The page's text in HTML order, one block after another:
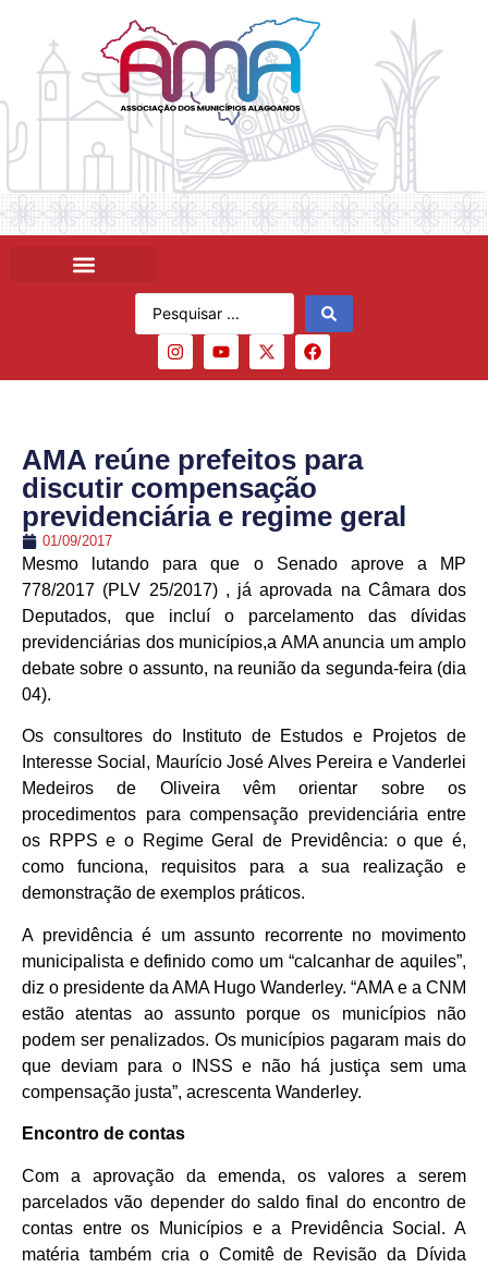
AMA reúne prefeitos para
discutir compensação
previdenciária e regime geral
01/09/2017
Mesmo lutando para que o Senado aprove a MP
778/2017 (PLV 25/2017) , já aprovada na Câmara dos
Deputados, que incluí o parcelamento das dívidas
previdenciárias dos municípios,a AMA anuncia um amplo
debate sobre o assunto, na reunião da segunda-feira (dia
04).
Os consultores do Instituto de Estudos e Projetos de
Interesse Social, Maurício José Alves Pereira e Vanderlei
Medeiros de Oliveira vêm orientar sobre os
procedimentos para compensação previdenciária entre
os RPPS e o Regime Geral de Previdência: o que é,
como funciona, requisitos para a sua realização e
demonstração de exemplos práticos.
A previdência é um assunto recorrente no movimento
municipalista e definido como um “calcanhar de aquiles”,
diz o presidente da AMA Hugo Wanderley. “AMA e a CNM
estão atentas ao assunto porque os municípios não
podem ser penalizados. Os municípios pagaram mais do
que deviam para o INSS e não há justiça sem uma
compensação justa”, acrescenta Wanderley.
Encontro de contas
Com a aprovação da emenda, os valores a serem
parcelados vão depender do saldo final do encontro de
contas entre os Municípios e a Previdência Social. A
matéria também cria o Comitê de Revisão da Dívida